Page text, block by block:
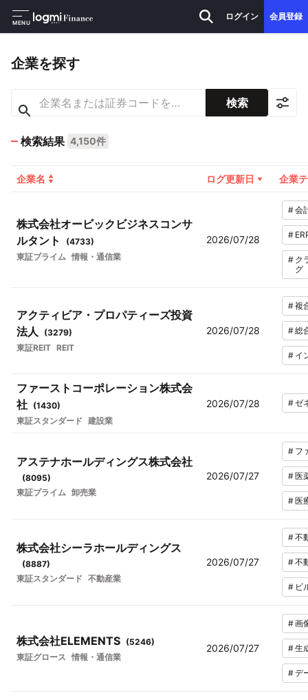
MENU
ログイン 会員登録
企業を探す
検索
検索結果 4,150件
企業名 ログ更新日 企業
株式会社オービックビジネスコンサ
ルタント
(4733)
東証プライム 情報・通信業
2026/07/28
#会
#
# ク
グ
アクティビア・プロパティーズ投資
法人
(3279)
東証REIT REIT
2026/07/28
#複
#総
# イ
ファーストコーポレーション株式会
社 (1430)
東証スタンダード 建設業
2026/07/28 #ゼ
アステナホールディングス株式会社
(8095)
東証プライム 卸売業
2026/07/27
# フ
#医
#医
株式会社シーラホールディングス
(8887)
東証スタンダード 不動産業
2026/07/27
#不
#不
# ビ
株式会社ELEMENTS (5246)
東証グロース 情報・通信業
2026/07/27
#画
#生
#デ